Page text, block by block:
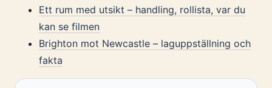
Ett rum med utsikt – handling, rollista, var du
kan se filmen
Brighton mot Newcastle – laguppställning och
fakta